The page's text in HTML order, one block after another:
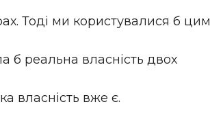
Тоді ми користувалися б цим
б реальна власність двох
власність вже є.